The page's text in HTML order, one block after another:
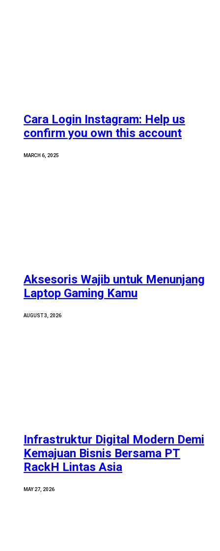
Cara Login Instagram: Help us
confirm you own this account
MARCH 6, 2025
Aksesoris Wajib untuk Menunjang
Laptop Gaming Kamu
AUGUST 3, 2026
Infrastruktur Digital Modern Demi
Kemajuan Bisnis Bersama PT
RackH Lintas Asia
MAY 27, 2026